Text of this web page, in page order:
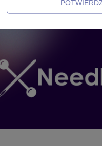
2,99 zł-